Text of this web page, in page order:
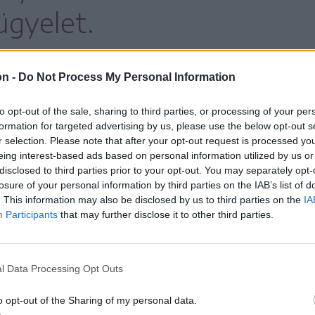
- Do Not Process My Personal Information
opt-out of the sale, sharing to third parties, or processing of your
for targeted advertising by us, please use the below opt-out
selection. Please note that after your opt-out request is processed
interest-based ads based on personal information utilized by us
to third parties prior to your opt-out. You may separately
of your personal information by third parties on the IAB’s list of
This information may also be disclosed by us to third parties on the
Participants that may further disclose it to other third parties.
Data Processing Opt Outs
opt-out of the Sharing of my personal data.
gála néven ismert ügyben ítélték
elsején dönt a feltételes szabadlábra
a ploiești-i megyei sürgősségi
ápolják – értesült délután
Információk szerint a pácienst akut
A műtét jól sikerült, a volt